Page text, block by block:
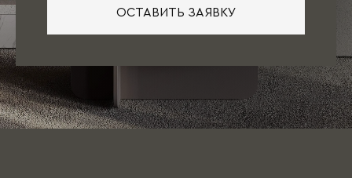
ОСТАВИТЬ ЗАЯВКУ